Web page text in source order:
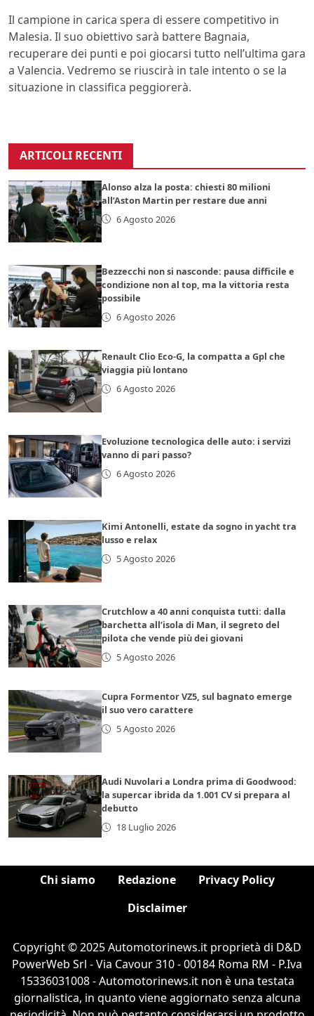
Il campione in carica spera di essere competitivo in
Malesia. Il suo obiettivo sarà battere Bagnaia,
recuperare dei punti e poi giocarsi tutto nell’ultima gara
a Valencia. Vedremo se riuscirà in tale intento o se la
situazione in classifica peggiorerà.
ARTICOLI RECENTI
Alonso alza la posta: chiesti 80 milioni
all’Aston Martin per restare due anni
6 Agosto 2026
Bezzecchi non si nasconde: pausa difficile e
condizione non al top, ma la vittoria resta
possibile
6 Agosto 2026
Renault Clio Eco-G, la compatta a Gpl che
viaggia più lontano
6 Agosto 2026
Evoluzione tecnologica delle auto: i servizi
vanno di pari passo?
6 Agosto 2026
Kimi Antonelli, estate da sogno in yacht tra
lusso e relax
5 Agosto 2026
Crutchlow a 40 anni conquista tutti: dalla
barchetta all’isola di Man, il segreto del
pilota che vende più dei giovani
5 Agosto 2026
Cupra Formentor VZ5, sul bagnato emerge
il suo vero carattere
5 Agosto 2026
Audi Nuvolari a Londra prima di Goodwood:
la supercar ibrida da 1.001 CV si prepara al
debutto
18 Luglio 2026
Chi siamo Redazione
Privacy Policy
Disclaimer
Copyright © 2025 Automotorinews.it proprietà di D&D
PowerWeb Srl - Via Cavour 310 - 00184 Roma RM - P.Iva
15336031008 - Automotorinews.it non è una testata
giornalistica, in quanto viene aggiornato senza alcuna